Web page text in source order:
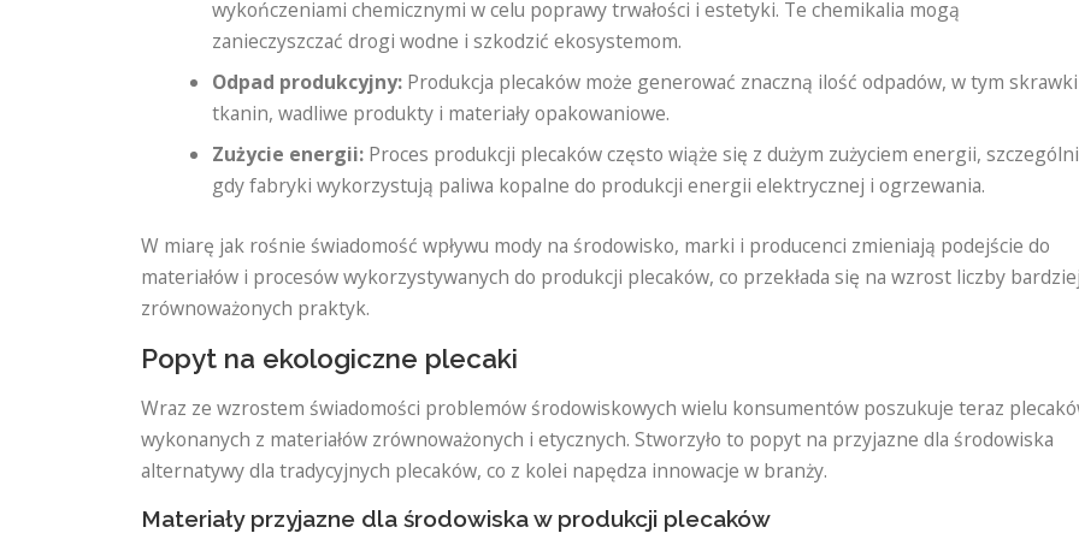
wykończeniami chemicznymi w celu poprawy trwałości i estetyki. Te chemikalia mogą
zanieczyszczać drogi wodne i szkodzić ekosystemom.
Odpad produkcyjny: Produkcja plecaków może generować znaczną ilość odpadów, w tym skrawki
tkanin, wadliwe produkty i materiały opakowaniowe.
Zużycie energii: Proces produkcji plecaków często wiąże się z dużym zużyciem energii,
gdy fabryki wykorzystują paliwa kopalne do produkcji energii elektrycznej i ogrzewania.
W miarę jak rośnie świadomość wpływu mody na środowisko, marki i producenci zmieniają podejście do
materiałów i procesów wykorzystywanych do produkcji plecaków, co przekłada się na wzrost liczby bardziej
zrównoważonych praktyk.
Popyt na ekologiczne plecaki
Wraz ze wzrostem świadomości problemów środowiskowych wielu konsumentów poszukuje teraz
wykonanych z materiałów zrównoważonych i etycznych. Stworzyło to popyt na przyjazne dla środowiska
alternatywy dla tradycyjnych plecaków, co z kolei napędza innowacje w branży.
Materiały przyjazne dla środowiska w produkcji plecaków